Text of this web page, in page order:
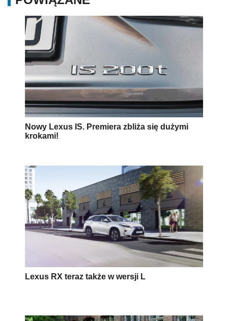
Nowy Lexus IS. Premiera zbliża się dużymi
krokami!
Lexus RX teraz także w wersji L